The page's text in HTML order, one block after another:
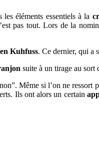
les éléments essentiels à la
pas tout. Lors de la
Kuhfuss. Ce dernier, qui a
suite à un tirage au sort
Même si l’on ne ressort
Ils ont alors un certain